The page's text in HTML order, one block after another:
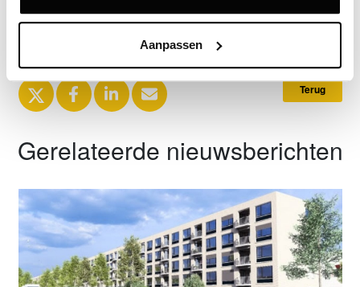
Aanpassen
Terug
Gerelateerde nieuwsberichten